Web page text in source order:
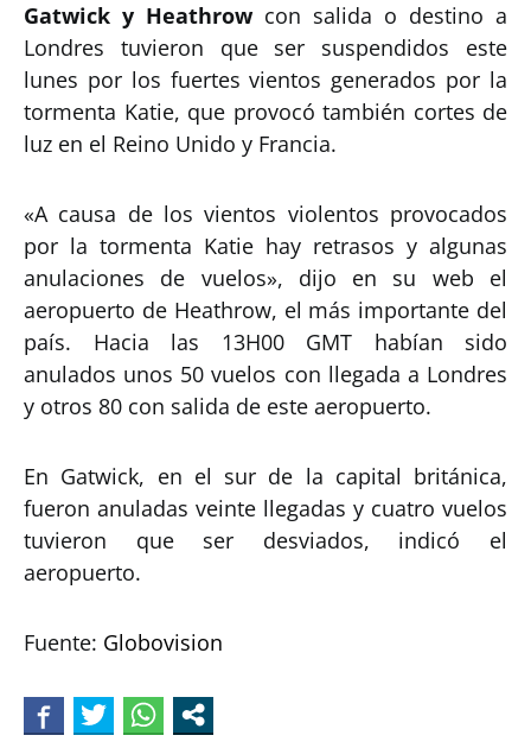
Gatwick y Heathrow con salida o destino a
Londres tuvieron que ser suspendidos este
lunes por los fuertes vientos generados por la
tormenta Katie, que provocó también cortes de
luz en el Reino Unido y Francia.
«A causa de los vientos violentos provocados
por la tormenta Katie hay retrasos y algunas
anulaciones de vuelos», dijo en su web el
aeropuerto de Heathrow, el más importante del
país. Hacia las 13H00 GMT habían sido
anulados unos 50 vuelos con llegada a Londres
y otros 80 con salida de este aeropuerto.
En Gatwick, en el sur de la capital británica,
fueron anuladas veinte llegadas y cuatro vuelos
tuvieron que ser desviados, indicó el
aeropuerto.
Fuente: Globovision